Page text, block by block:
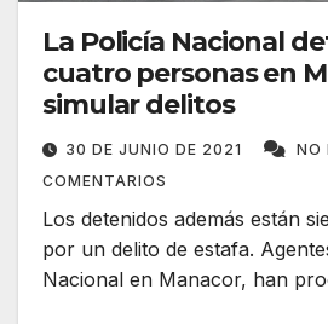
La Policía Nacional
cuatro personas en
simular delitos
30 DE JUNIO DE 2021
NO
COMENTARIOS
Los detenidos además están
por un delito de estafa.
Nacional en Manacor, han